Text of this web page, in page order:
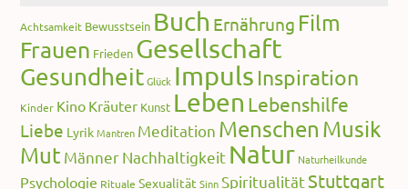
Achtsamkeit Bewusstsein Buch Ernährung Film
Frauen Frieden Gesellschaft
Gesundheit Glück Impuls Inspiration
Kinder Kino Kräuter Kunst Leben Lebenshilfe
Liebe Lyrik Mantren Meditation Menschen Musik
Mut MännerNachhaltigkeit Natur Naturheilkunde
Psychologie Rituale Sexualität Sinn SpiritualitätStuttgart